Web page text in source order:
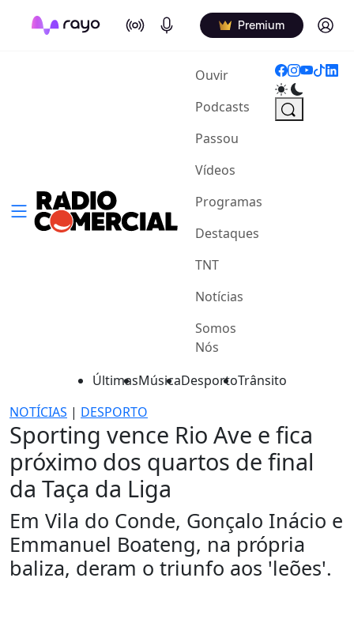
On Air Podcasts Premium Log in
Ouvir(current)
Podcasts
Passou
Vídeos
Programas
Destaques
TNT
Notícias
Somos
Nós
ÚltimasMúsicaDesportoTrânsito
NOTÍCIAS | DESPORTO
Sporting vence Rio Ave e fica
próximo dos quartos de final
da Taça da Liga
Em Vila do Conde, Gonçalo Inácio e
Emmanuel Boateng, na própria
baliza, deram o triunfo aos 'leões'.